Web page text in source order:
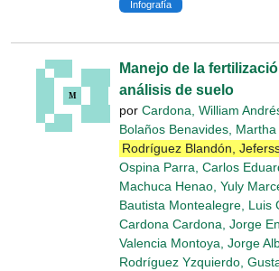
Infografía
Manejo de la
análisis de suelo
por Cardona, William
Bolaños Benavides,
Rodríguez Blandón,
Ospina Parra, Carlos
Machuca Henao, Yuly
Bautista Montealegre, Luis
Cardona Cardona, Jorge
Valencia Montoya, Jorge
Rodríguez Yzquierdo,